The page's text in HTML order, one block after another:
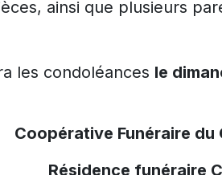
ainsi que plusieurs
les condoléances le
Coopérative Funéraire du
Résidence funéraire